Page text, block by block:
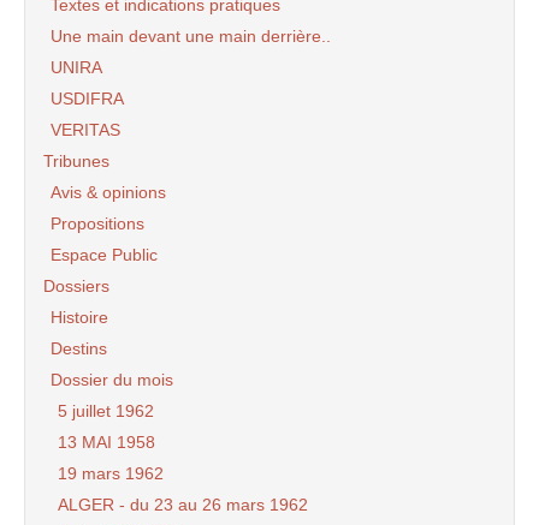
Textes et indications pratiques
Une main devant une main derrière..
UNIRA
USDIFRA
VERITAS
Tribunes
Avis & opinions
Propositions
Espace Public
Dossiers
Histoire
Destins
Dossier du mois
5 juillet 1962
13 MAI 1958
19 mars 1962
ALGER - du 23 au 26 mars 1962